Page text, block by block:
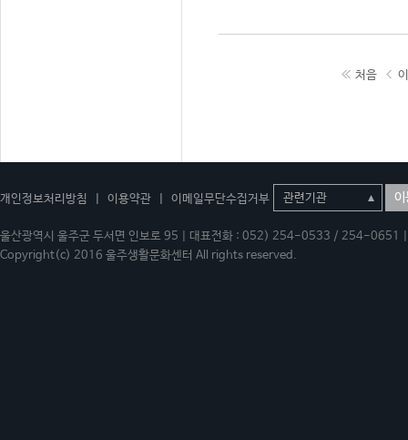
처음
개인정보처리방침 이용약관 이메일무단수집거부 이
울산광역시 울주군 두서면 인보로 95 | 대표전화 : 052) 254-0533 / 254-
Copyright(c) 2016 울주생활문화센터 All rights reserved.